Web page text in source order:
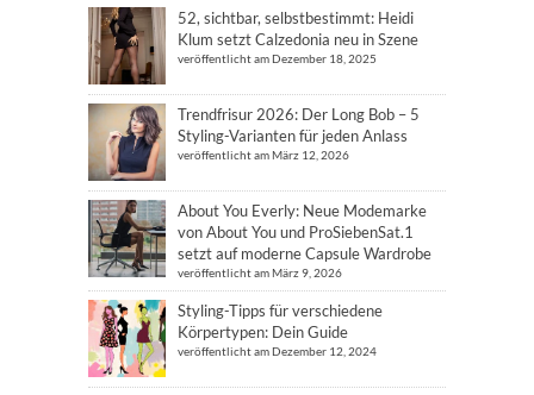
52, sichtbar, selbstbestimmt: Heidi
Klum setzt Calzedonia neu in Szene
veröffentlicht am Dezember 18, 2025
Trendfrisur 2026: Der Long Bob – 5
Styling-Varianten für jeden Anlass
veröffentlicht am März 12, 2026
About You Everly: Neue Modemarke
von About You und ProSiebenSat.1
setzt auf moderne Capsule Wardrobe
veröffentlicht am März 9, 2026
Styling-Tipps für verschiedene
Körpertypen: Dein Guide
veröffentlicht am Dezember 12, 2024